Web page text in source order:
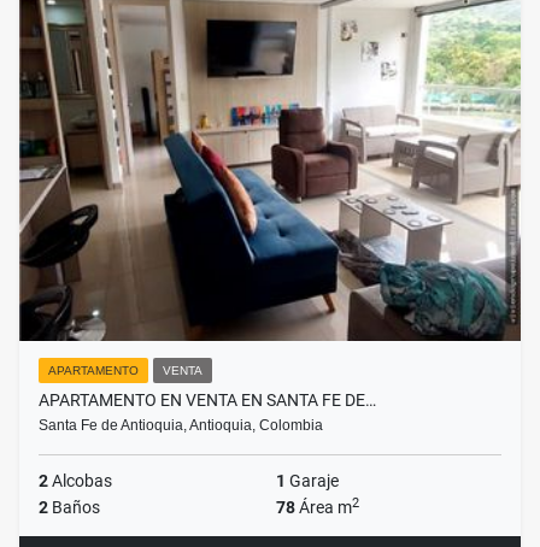
APARTAMENTO VENTA
APARTAMENTO EN VENTA EN SANTA FE DE…
Santa Fe de Antioquia, Antioquia, Colombia
2Alcobas 1 Garaje
2 Baños 78Área m2